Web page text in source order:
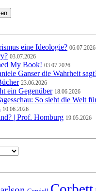
eine Ideologie? 06.07.2026
03.07.2026
My Book! 03.07.2026
Ganser die Wahrheit
23.06.2026
ein Gegenüber 18.06.2026
So sieht die Welt
10.06.2026
| Prof. Homburg 19.05.2026